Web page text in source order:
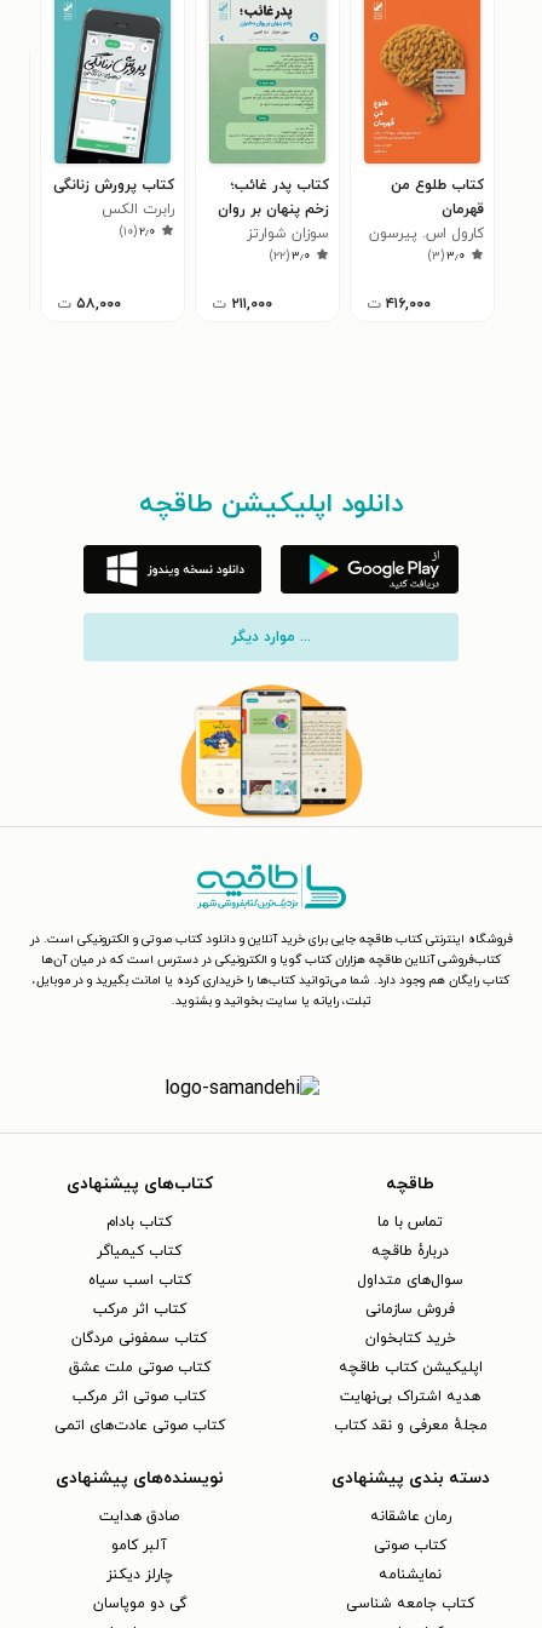
کتاب طلوع من
قهرمان
کارول اس. پیرسون
۳٫۰(۳)
۴۱۶,۰۰۰ ت
کتاب پدر غائب؛
زخم پنهان بر روان
دختران
سوزان شوارتز
۳٫۰(۲۲)
۲۱۱,۰۰۰ ت
کتاب پرورش زنانگی
رابرت الکس
جانسون
۲٫۰(۱۰)
۵۸,۰۰۰ ت
دانلود اپلیکیشن طاقچه
... موارد دیگر
فروشگاه اینترنتی کتاب طاقچه جایی برای خرید آنلاین و دانلود کتاب صوتی و الکترونیکی است. در
کتاب‌فروشی آنلاین طاقچه هزاران کتاب گویا و الکترونیکی در دسترس است که در میان آن‌ها
کتاب رایگان هم وجود دارد. شما می‌توانید کتاب‌ها را خریداری کرده یا امانت بگیرید و در موبایل،
تبلت، رایانه یا سایت بخوانید و بشنوید.
طاقچه
تماس با ما
دربارهٔ طاقچه
سوال‌های متداول
فروش سازمانی
خرید کتابخوان
اپلیکیشن کتاب طاقچه
هدیه اشتراک بی‌نهایت
مجلهٔ معرفی و نقد کتاب
کتاب‌های پیشنهادی
کتاب بادام
کتاب کیمیاگر
کتاب اسب سیاه
کتاب اثر مرکب
کتاب سمفونی مردگان
کتاب صوتی ملت عشق
کتاب صوتی اثر مرکب
کتاب صوتی عادت‌های اتمی
دسته بندی پیشنهادی
رمان عاشقانه
کتاب‌ صوتی
نمایشنامه
کتاب جامعه شناسی
نویسنده‌های پیشنهادی
صادق هدایت
آلبر کامو
چارلز دیکنز
گی دو موپاسان